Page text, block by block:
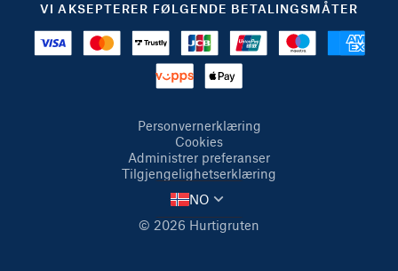
VI AKSEPTERER FØLGENDE BETALINGSMÅTER
Personvernerklæring
Cookies
Administrer preferanser
Tilgjengelighetserklæring
© 2026 Hurtigruten
NO